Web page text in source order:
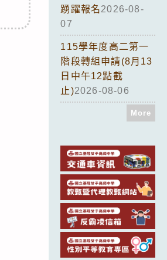
踴躍報名2026-08-
07
115學年度高二第一
階段轉組申請(8月13
日中午12點截
止)2026-08-06
More